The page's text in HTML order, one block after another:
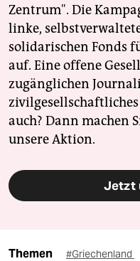
Zentrum". Die
linke,
solidarischen Fonds
auf. Eine offene
zugänglichen
auch? Dann machen
unsere Aktion.
Jetzt
Themen #Griechenland